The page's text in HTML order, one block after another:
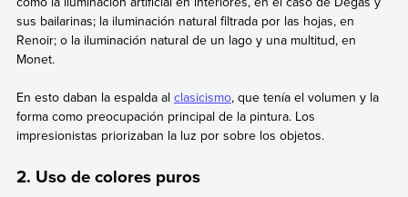
sus bailarinas; la iluminación natural filtrada por las hojas, en
Renoir; o la iluminación natural de un lago y una multitud, en
Monet.
En esto daban la espalda al clasicismo, que tenía el volumen y la
forma como preocupación principal de la pintura. Los
impresionistas priorizaban la luz por sobre los objetos.
2. Uso de colores puros